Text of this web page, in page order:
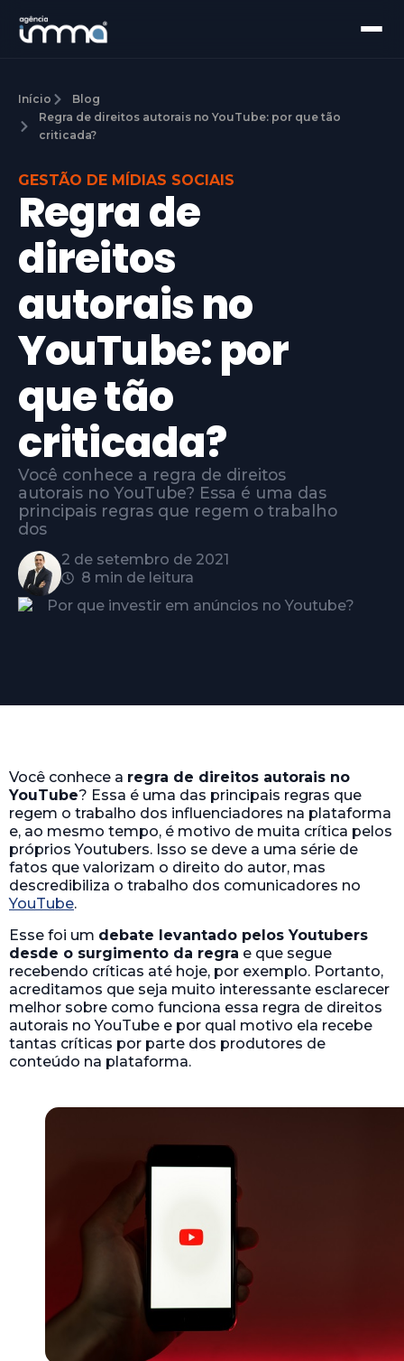
Início
Blog
Regra de direitos autorais no YouTube: por que tão
criticada?
GESTÃO DE MÍDIAS SOCIAIS
Regra de
direitos
autorais no
YouTube: por
que tão
criticada?
Você conhece a regra de direitos
autorais no YouTube? Essa é uma das
principais regras que regem o trabalho
dos
2 de setembro de 2021
8 min de leitura
Você conhece a regra de direitos autorais no
YouTube? Essa é uma das principais regras que
regem o trabalho dos influenciadores na plataforma
e, ao mesmo tempo, é motivo de muita crítica pelos
próprios Youtubers. Isso se deve a uma série de
fatos que valorizam o direito do autor, mas
descredibiliza o trabalho dos comunicadores no
YouTube.
Esse foi um debate levantado pelos Youtubers
desde o surgimento da regra e que segue
recebendo críticas até hoje, por exemplo. Portanto,
acreditamos que seja muito interessante esclarecer
melhor sobre como funciona essa regra de direitos
autorais no YouTube e por qual motivo ela recebe
tantas críticas por parte dos produtores de
conteúdo na plataforma.